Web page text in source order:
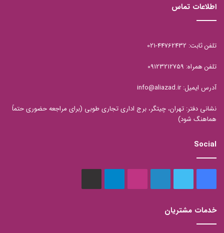
اطلاعات تماس
تلفن ثابت: 44762432-021
تلفن همراه: 09123212759
آدرس ایمیل: info@aliazad.ir
نشانی دفتر: تهران، چیتگر، برج اداری تجاری طوبی (برای مراجعه حضوری حتماً
هماهنگ شود)
Social
خدمات مشتریان